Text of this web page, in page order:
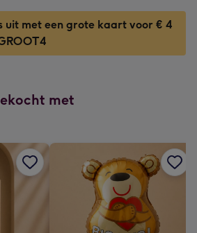
uit met een grote kaart voor € 4
met